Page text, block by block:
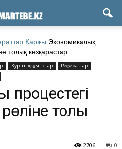
Қаржы Экономикалық
толық көзқарастар
Курстық жұмыстар
Рефераттар
процестегі
толық
0
2706